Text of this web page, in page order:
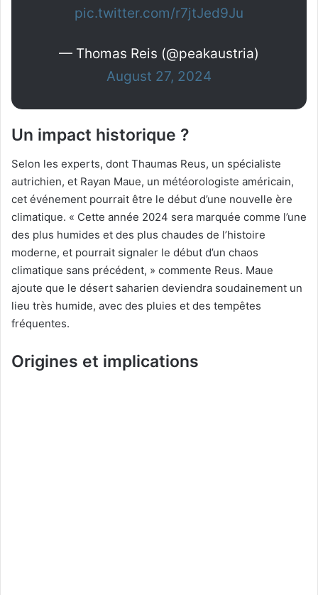
pic.twitter.com/r7jtJed9Ju
— Thomas Reis (@peakaustria)
August 27, 2024
Un impact historique ?
Selon les experts, dont Thaumas Reus, un spécialiste
autrichien, et Rayan Maue, un météorologiste américain,
cet événement pourrait être le début d’une nouvelle ère
climatique. « Cette année 2024 sera marquée comme l’une
des plus humides et des plus chaudes de l’histoire
moderne, et pourrait signaler le début d’un chaos
climatique sans précédent, » commente Reus. Maue
ajoute que le désert saharien deviendra soudainement un
lieu très humide, avec des pluies et des tempêtes
fréquentes.
Origines et implications